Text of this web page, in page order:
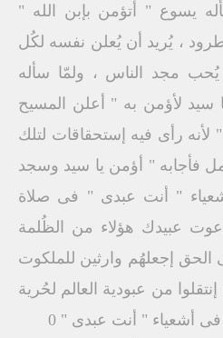
يسوع " أتؤمن بإبن الله "
، يُريد أن يُعلن نفسه لكُل
مجد الناس ، ولمّا سأله
سيد لأؤمن به " أعلن المسيح
لأنه رأى فيه إستحقاقات لتلك
فأجابه " أؤمن يا سيد وسجد
" أنت عبدى " فى صلاة
عبيدك هؤلاء من الظُلمة
الحق إجعلهُم وارثين للملكوت
إنتقلوا من عبودية العالم لحُرية
فى أشعياء " أنت عبدى " 0